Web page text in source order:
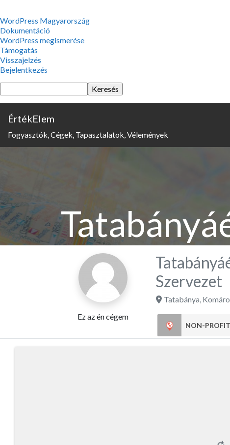
WordPress,
a
csodás
WordPress Magyarország
Dokumentáció
WordPress megismerése
Támogatás
Visszajelzés
Bejelentkezés
Keresés
ÉrtékElem
Fogyasztók, Cégek, Tapasztalatok, Vélemények
Ez az én cégem
Szervezet
Tatabánya,
NON-PROFIT